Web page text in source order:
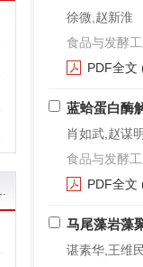
徐微,赵新淮
食品与发酵
PDF全文
蓝蛤蛋白酶
肖如武,赵谋
食品与发酵
PDF全文
马尾藻岩藻
谌素华,王维